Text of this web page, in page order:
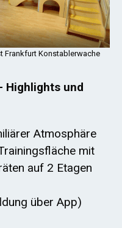
Frankfurt Konstablerwache
Highlights und
Atmosphäre
mit
auf 2 Etagen
über App)